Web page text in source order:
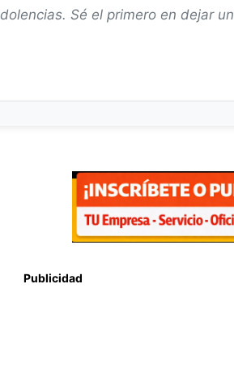
Sé el primero en dejar
Publicidad